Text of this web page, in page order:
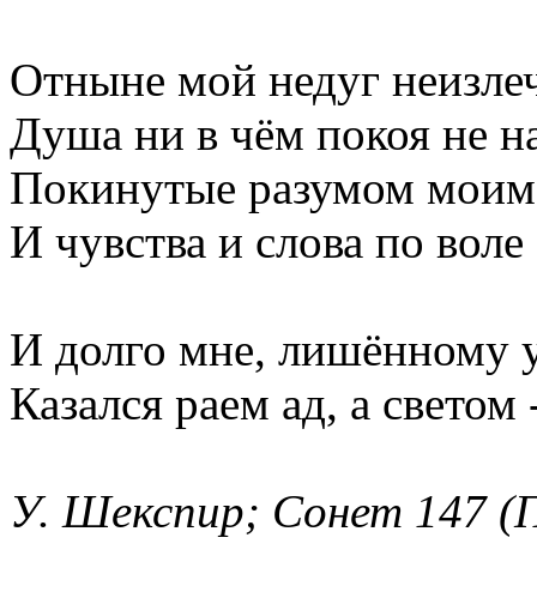
Отныне мой недуг
Душа ни в чём покоя не
Покинутые разумом
И чувства и слова по воле
И долго мне, лишённому
Казался раем ад, а
У. Шекспир; Сонет 147